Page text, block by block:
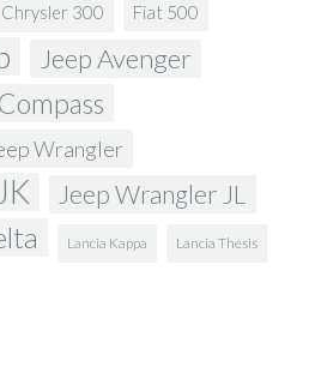
Chrysler 300 Fiat 500
Jeep Avenger
Wrangler
Jeep Wrangler JL
Lancia Kappa Lancia Thesis